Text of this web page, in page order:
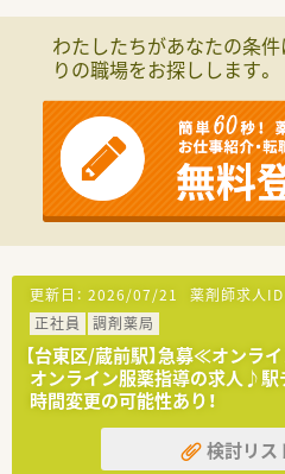
■大手薬局ですので、教育・
ます。
■人気の上野エリアに立地！駅
■総合病院門前の為、科目に
♪
■一人当たりの処方箋枚数は少
きます！
■処方箋枚数は30～40枚/日
■座りカウンターがあるので
わたしたちがあなたの条
りの職場をお探しします。
更新日： 2026/07/21 薬剤師求人ID
正社員
調剤薬局
【台東区/蔵前駅】急募≪オン
オンライン服薬指導の求人♪駅
時間変更の可能性あり！
検討リス